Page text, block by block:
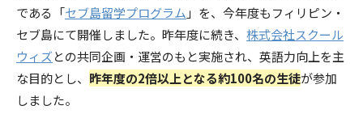
である「セブ島留学プログラム 」を、今年度もフィリピン・
セブ島にて開催しました。昨年度に続き、 株式会社スクール
ウィズとの共同企画・運営のもと実施され、英語力向上を主
な目的とし、 昨年度の2倍以上となる約100名の生徒が参加
しました。